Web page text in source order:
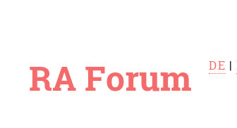
RA Forum DE |